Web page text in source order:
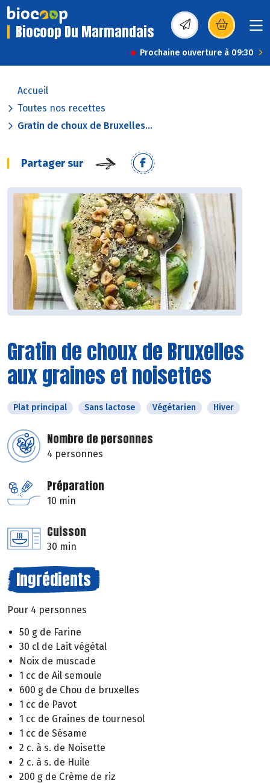
Biocoop Du Marmandais (s’ouvre dans une
Prochaine ouverture à 09:30
Accueil
Toutes nos recettes
Gratin de choux de Bruxelles...
Partager sur
Gratin de choux de Bruxelles
aux graines et noisettes
Plat principal Sans lactose Végétarien Hiver
Nombre de personnes
4 personnes
Préparation
10 min
Cuisson
30 min
Ingrédients
Pour 4 personnes
50 g de Farine
30 cl de Lait végétal
Noix de muscade
1 cc de Ail semoule
600 g de Chou de bruxelles
1 cc de Pavot
1 cc de Graines de tournesol
1 cc de Sésame
2 c. à s. de Noisette
2 c. à s. de Huile
200 g de Crème de riz